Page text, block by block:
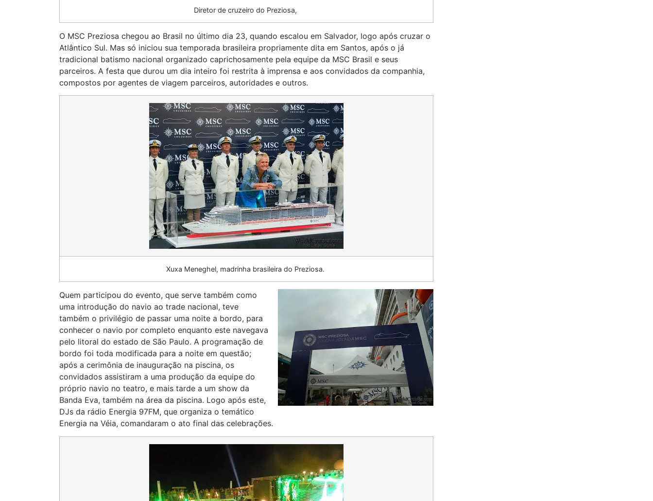
Diretor de cruzeiro do Preziosa,
O MSC Preziosa chegou ao Brasil no último dia 23, quando escalou em Salvador, logo após cruzar o
Atlântico Sul. Mas só iniciou sua temporada brasileira propriamente dita em Santos, após o já
tradicional batismo nacional organizado caprichosamente pela equipe da MSC Brasil e seus
parceiros. A festa que durou um dia inteiro foi restrita à imprensa e aos convidados da companhia,
compostos por agentes de viagem parceiros, autoridades e outros.
Xuxa Meneghel, madrinha brasileira do Preziosa.
Quem participou do evento, que serve também como
uma introdução do navio ao trade nacional, teve
também o privilégio de passar uma noite a bordo, para
conhecer o navio por completo enquanto este navegava
pelo litoral do estado de São Paulo. A programação de
bordo foi toda modificada para a noite em questão;
após a cerimônia de inauguração na piscina, os
convidados assistiram a uma produção da equipe do
próprio navio no teatro, e mais tarde a um show da
Banda Eva, também na área da piscina. Logo após este,
DJs da rádio Energia 97FM, que organiza o temático
Energia na Véia, comandaram o ato final das celebrações.